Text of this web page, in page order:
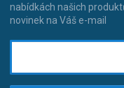
nabídkách našich
novinek na Váš e-mail